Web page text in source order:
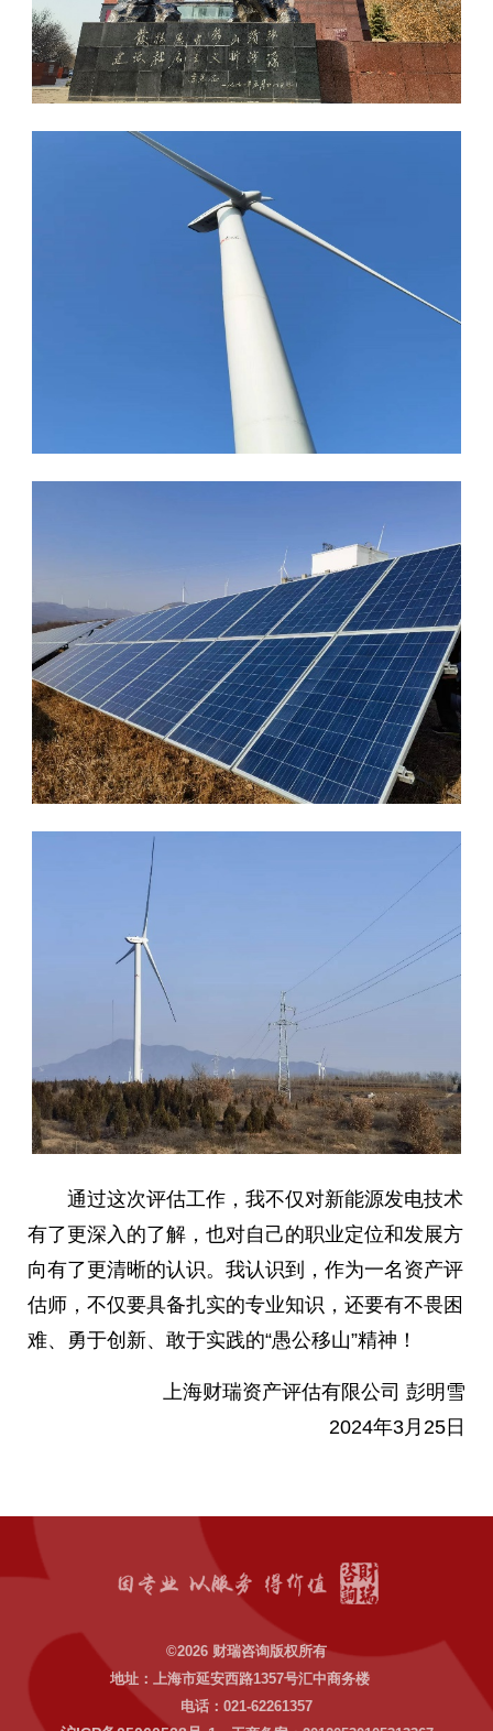
通过这次评估工作，我不仅对新能源发电技术
有了更深入的了解，也对自己的职业定位和发展方
向有了更清晰的认识。我认识到，作为一名资产评
估师，不仅要具备扎实的专业知识，还要有不畏困
难、勇于创新、敢于实践的“愚公移山”精神！
上海财瑞资产评估有限公司 彭明雪
2024年3月25日
©2026 财瑞咨询版权所有
地址：上海市延安西路1357号汇中商务楼
电话：021-62261357